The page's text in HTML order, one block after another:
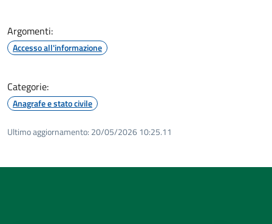
Argomenti:
Accesso all'informazione
Categorie:
Anagrafe e stato civile
Ultimo aggiornamento: 20/05/2026 10:25.11